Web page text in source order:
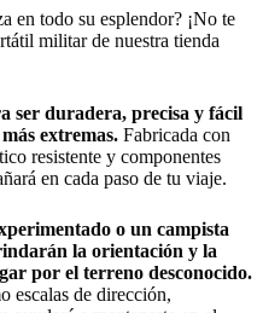
en todo su esplendor? ¡No te
militar de nuestra tienda
ser duradera, precisa y fácil
extremas. Fabricada con
resistente y componentes
en cada paso de tu viaje.
o un campista
la orientación y la
por el terreno desconocido.
escalas de dirección,